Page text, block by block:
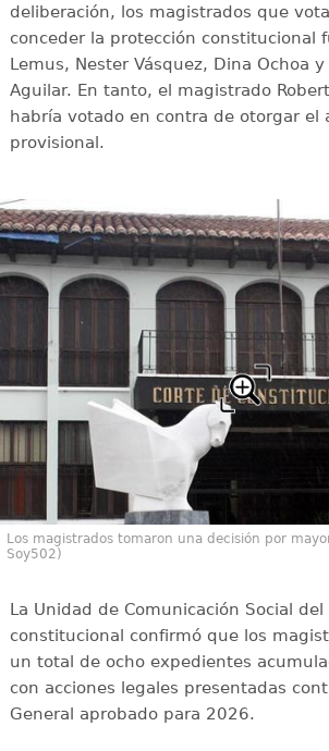
deliberación, los magistrados que
conceder la protección constitucional
Lemus, Nester Vásquez, Dina Ochoa y
Aguilar. En tanto, el magistrado
habría votado en contra de otorgar el
provisional.
Los magistrados tomaron una decisión por
Soy502)
La Unidad de Comunicación Social
constitucional confirmó que los
un total de ocho expedientes
con acciones legales presentadas
General aprobado para 2026.